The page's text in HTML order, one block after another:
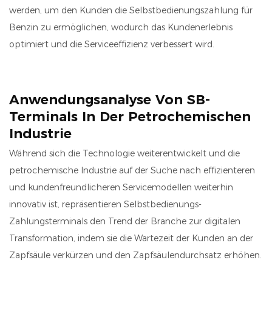
werden, um den Kunden die Selbstbedienungszahlung für
Benzin zu ermöglichen, wodurch das Kundenerlebnis
optimiert und die Serviceeffizienz verbessert wird.
Anwendungsanalyse Von SB-
Terminals In Der Petrochemischen
Industrie
Während sich die Technologie weiterentwickelt und die
petrochemische Industrie auf der Suche nach effizienteren
und kundenfreundlicheren Servicemodellen weiterhin
innovativ ist, repräsentieren Selbstbedienungs-
Zahlungsterminals den Trend der Branche zur digitalen
Transformation, indem sie die Wartezeit der Kunden an der
Zapfsäule verkürzen und den Zapfsäulendurchsatz erhöhen.